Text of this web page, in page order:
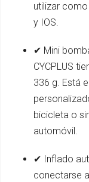
utilizar
y IOS.
✔ Mini
CYCPLUS
336 g. Está
bicicleta o
automóvil.
✔ Inflado
conectarse